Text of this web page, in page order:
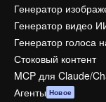
Генератор
Генератор видео
Генератор голоса
Стоковый контент
MCP для Claude/
Агенты Новое